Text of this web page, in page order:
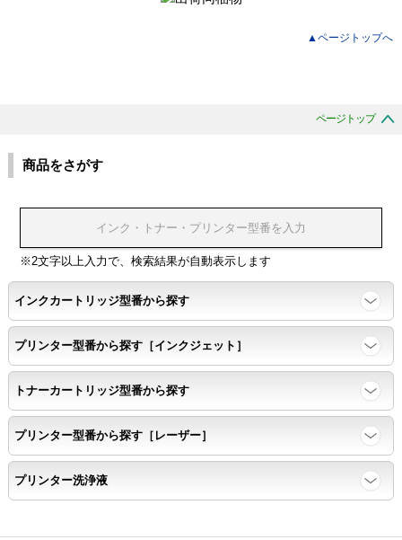
▲ページトップへ
ページトップ
商品をさがす
※2文字以上入力で、検索結果が自動表示します
インクカートリッジ型番から探す
プリンター型番から探す［インクジェット］
トナーカートリッジ型番から探す
プリンター型番から探す［レーザー］
プリンター洗浄液